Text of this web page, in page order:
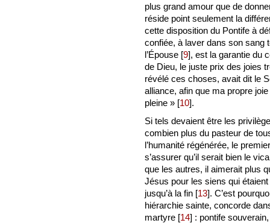
plus grand amour que de
réside point seulement la
cette disposition du Pontife à
confiée, à laver dans son sang
l’Épouse [9], est la garantie du
de Dieu, le juste prix des joies
révélé ces choses, avait dit le
alliance, afin que ma propre
pleine » [10].
Si tels devaient être les
combien plus du pasteur de
l’humanité régénérée, le
s’assurer qu’il serait bien le
que les autres, il aimerait plus
Jésus pour les siens qui
jusqu’à la fin [13]. C’est
hiérarchie sainte, concorde
martyre [14] : pontife